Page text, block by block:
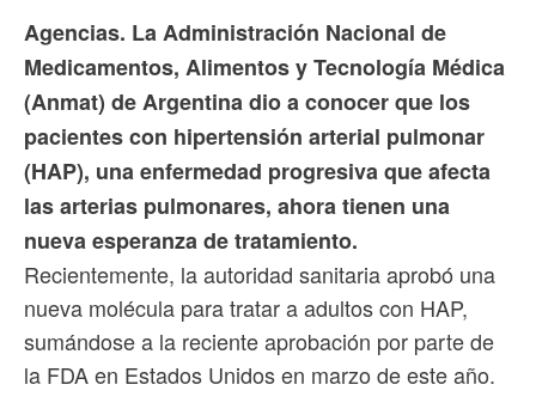
Agencias. La Administración Nacional de
Medicamentos, Alimentos y Tecnología Médica
(Anmat) de Argentina dio a conocer que los
pacientes con hipertensión arterial pulmonar
(HAP), una enfermedad progresiva que afecta
las arterias pulmonares, ahora tienen una
nueva esperanza de tratamiento.
Recientemente, la autoridad sanitaria aprobó una
nueva molécula para tratar a adultos con HAP,
sumándose a la reciente aprobación por parte de
la FDA en Estados Unidos en marzo de este año.